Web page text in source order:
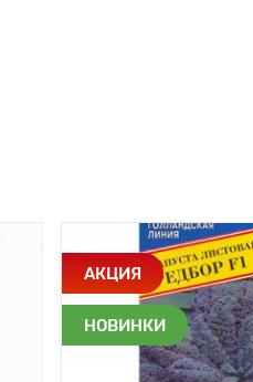
АКЦИЯ
НОВИНКИ